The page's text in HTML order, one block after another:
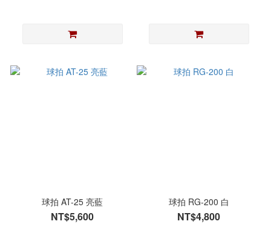
球拍 AT-25 亮藍
NT$5,600
球拍 RG-200 白
NT$4,800